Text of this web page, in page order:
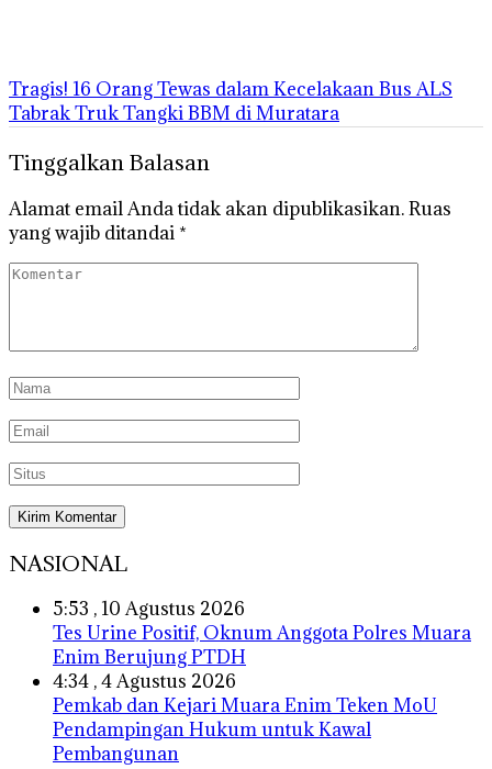
Tragis! 16 Orang Tewas dalam Kecelakaan Bus ALS
Tabrak Truk Tangki BBM di Muratara
Tinggalkan Balasan
Alamat email Anda tidak akan dipublikasikan.Ruas
yang wajib ditandai *
NASIONAL
5:53 , 10 Agustus 2026
Tes Urine Positif, Oknum Anggota Polres Muara
Enim Berujung PTDH
4:34 , 4 Agustus 2026
Pemkab dan Kejari Muara Enim Teken MoU
Pendampingan Hukum untuk Kawal
Pembangunan